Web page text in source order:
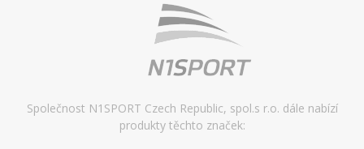
Společnost N1SPORT Czech Republic, spol.s r.o. dále nabízí
produkty těchto značek: